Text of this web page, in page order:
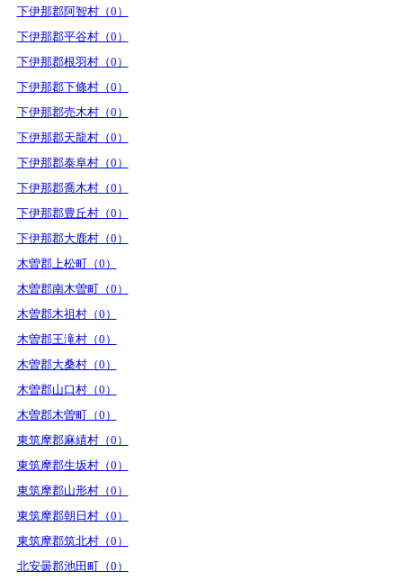
下伊那郡阿智村（0）
下伊那郡平谷村（0）
下伊那郡根羽村（0）
下伊那郡下條村（0）
下伊那郡売木村（0）
下伊那郡天龍村（0）
下伊那郡泰阜村（0）
下伊那郡喬木村（0）
下伊那郡豊丘村（0）
下伊那郡大鹿村（0）
木曽郡上松町（0）
木曽郡南木曽町（0）
木曽郡木祖村（0）
木曽郡王滝村（0）
木曽郡大桑村（0）
木曽郡山口村（0）
木曽郡木曽町（0）
東筑摩郡麻績村（0）
東筑摩郡生坂村（0）
東筑摩郡山形村（0）
東筑摩郡朝日村（0）
東筑摩郡筑北村（0）
北安曇郡池田町（0）